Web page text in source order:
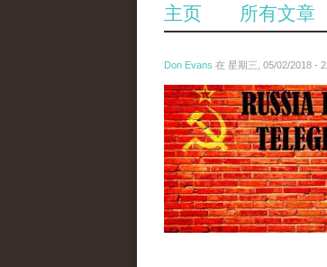
主页 所有文章
Don Evans 在 星期三, 05/02/2018 -
tou_.jpeg